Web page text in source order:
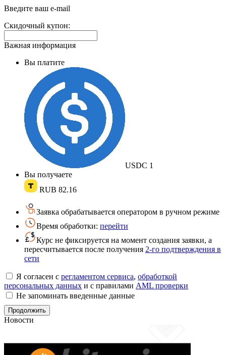
поле:
Введите ваш e-mail
Скидочный купон:
Важная информация
Вы платите
USDC 1
Вы получаете
RUB 82.16
Заявка обрабатывается оператором в ручном режиме
Время обработки: перейти
Курс не фиксируется на момент создания заявки, а
пересчитывается после получения 2-го подтверждения в
сети
Я согласен с регламентом сервиса, обработкой
персональных данных и с правилами AML проверки
Не запоминать введенные данные
Новости